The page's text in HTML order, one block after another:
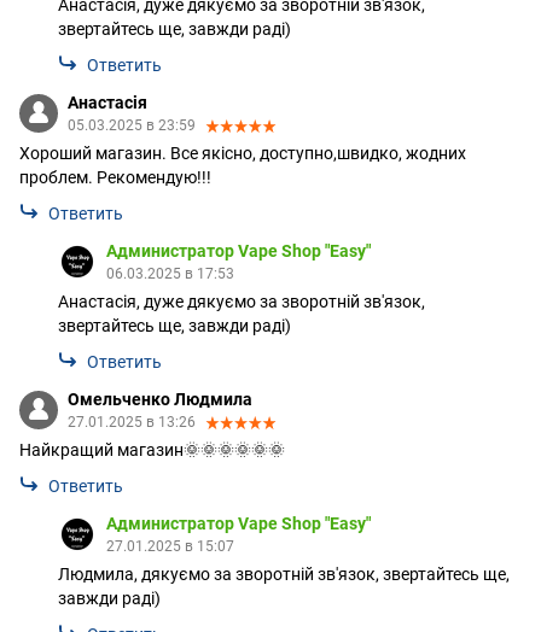
Анастасія, дуже дякуємо за зворотній зв'язок,
звертайтесь ще, завжди раді)
Ответить
Анастасія
05.03.2025 в 23:59
Хороший магазин. Все якісно, доступно,швидко, жодних
проблем. Рекомендую!!!
Ответить
Администратор Vape Shop "Easy"
06.03.2025 в 17:53
Анастасія, дуже дякуємо за зворотній зв'язок,
звертайтесь ще, завжди раді)
Ответить
Омельченко Людмила
27.01.2025 в 13:26
Найкращий магазин🌞🌞🌞🌞🌞🌞
Ответить
Администратор Vape Shop "Easy"
27.01.2025 в 15:07
Людмила, дякуємо за зворотній зв'язок, звертайтесь ще,
завжди раді)